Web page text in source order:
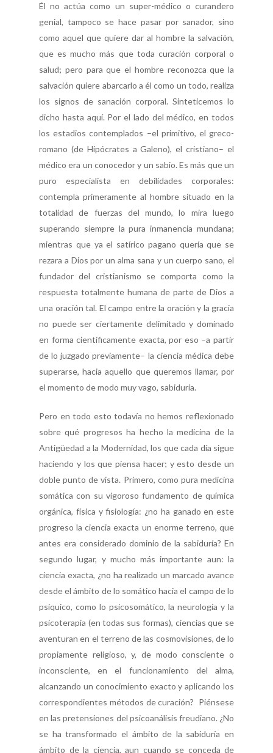
Él no actúa como un super-médico o curandero
genial, tampoco se hace pasar por sanador, sino
como aquel que quiere dar al hombre la salvación,
que es mucho más que toda curación corporal o
salud; pero para que el hombre reconozca que la
salvación quiere abarcarlo a él como un todo, realiza
los signos de sanación corporal. Sinteticemos lo
dicho hasta aquí. Por el lado del médico, en todos
los estadios contemplados –el primitivo, el greco-
romano (de Hipócrates a Galeno), el cristiano– el
médico era un conocedor y un sabio. Es más que un
puro especialista en debilidades corporales:
contempla primeramente al hombre situado en la
totalidad de fuerzas del mundo, lo mira luego
superando siempre la pura inmanencia mundana;
mientras que ya el satírico pagano quería que se
rezara a Dios por un alma sana y un cuerpo sano, el
fundador del cristianismo se comporta como la
respuesta totalmente humana de parte de Dios a
una oración tal. El campo entre la oración y la gracia
no puede ser ciertamente delimitado y dominado
en forma científicamente exacta, por eso –a partir
de lo juzgado previamente– la ciencia médica debe
superarse, hacia aquello que queremos llamar, por
el momento de modo muy vago, sabiduría.
Pero en todo esto todavía no hemos reflexionado
sobre qué progresos ha hecho la medicina de la
Antigüedad a la Modernidad, los que cada día sigue
haciendo y los que piensa hacer; y esto desde un
doble punto de vista. Primero, como pura medicina
somática con su vigoroso fundamento de química
orgánica, física y fisiología: ¿no ha ganado en este
progreso la ciencia exacta un enorme terreno, que
antes era considerado dominio de la sabiduría? En
segundo lugar, y mucho más importante aun: la
ciencia exacta, ¿no ha realizado un marcado avance
desde el ámbito de lo somático hacia el campo de lo
psíquico, como lo psicosomático, la neurología y la
psicoterapia (en todas sus formas), ciencias que se
aventuran en el terreno de las cosmovisiones, de lo
propiamente religioso, y, de modo consciente o
inconsciente, en el funcionamiento del alma,
alcanzando un conocimiento exacto y aplicando los
correspondientes métodos de curación? Piénsese
en las pretensiones del psicoanálisis freudiano. ¿No
se ha transformado el ámbito de la sabiduría en
ámbito de la ciencia, aun cuando se conceda de
Sobre
COMMUNIO
Quiénes
Número
Números
Anteriores